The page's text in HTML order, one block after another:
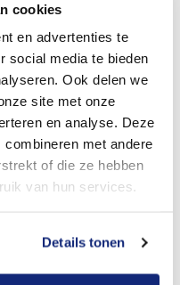
cookies
en advertenties te
social media te bieden
Ook delen we
site met onze
en analyse. Deze
met andere
of die ze hebben
van hun services.
Details tonen